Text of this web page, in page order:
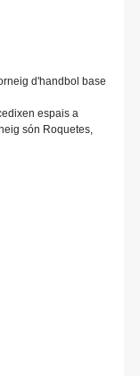
d'handbol base
espais a
són Roquetes,